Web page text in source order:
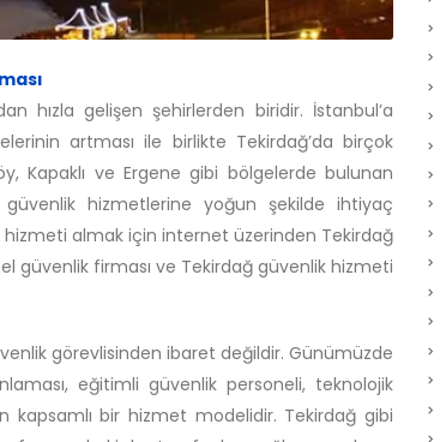
hızla gelişen şehirlerden biridir. İstanbul’a
artması ile birlikte Tekirdağ’da birçok
Kapaklı ve Ergene gibi bölgelerde bulunan
hizmetlerine yoğun şekilde ihtiyaç
almak için internet üzerinden Tekirdağ
güvenlik firması ve Tekirdağ güvenlik hizmeti
görevlisinden ibaret değildir. Günümüzde
eğitimli güvenlik personeli, teknolojik
kapsamlı bir hizmet modelidir. Tekirdağ gibi